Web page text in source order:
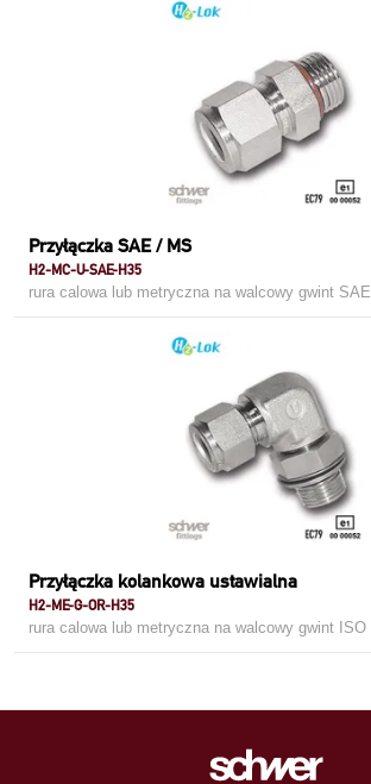
Przyłączka SAE / MS
H2-MC-U-SAE-H35
rura calowa lub metryczna na walcowy gwint SAE
Przyłączka kolankowa ustawialna
H2-ME-G-OR-H35
rura calowa lub metryczna na walcowy gwint ISO